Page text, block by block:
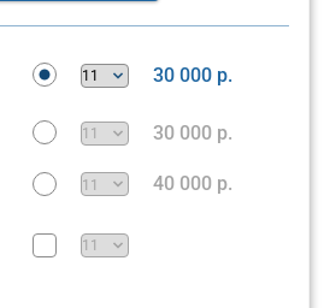
30 000 р.
30 000 р.
40 000 р.